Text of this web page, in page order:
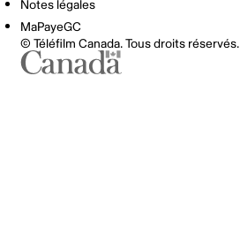
Notes légales
MaPayeGC
© Téléfilm Canada. Tous droits réservés.